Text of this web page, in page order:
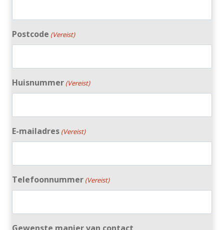
Postcode (Vereist)
Huisnummer (Vereist)
E-mailadres (Vereist)
Telefoonnummer (Vereist)